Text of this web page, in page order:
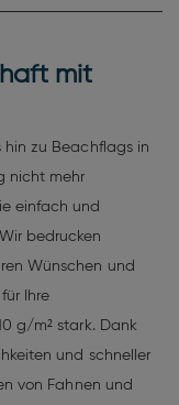
mit
hin zu Beachflags in
nicht mehr
einfach und
bedrucken
Wünschen und
Ihre
g/m² stark. Dank
und schneller
von Fahnen und